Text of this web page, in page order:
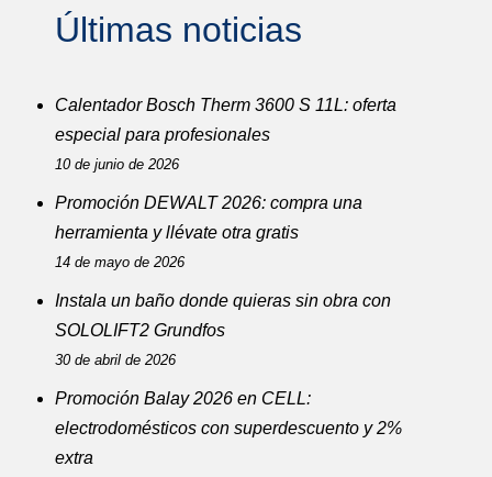
Últimas noticias
Calentador Bosch Therm 3600 S 11L: oferta
especial para profesionales
10 de junio de 2026
Promoción DEWALT 2026: compra una
herramienta y llévate otra gratis
14 de mayo de 2026
Instala un baño donde quieras sin obra con
SOLOLIFT2 Grundfos
30 de abril de 2026
Promoción Balay 2026 en CELL:
electrodomésticos con superdescuento y 2%
extra